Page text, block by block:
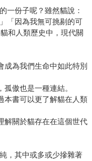
一份子呢？雖然貓說：
「因為我無可挑剔的可
和人類歷史中，現代關
為我們生命中如此特別
傲也是一種連結。
書可以更了解貓在人類
關於貓存在在這個世代
，其中或多或少摻雜著